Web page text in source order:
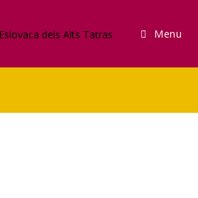
Menu